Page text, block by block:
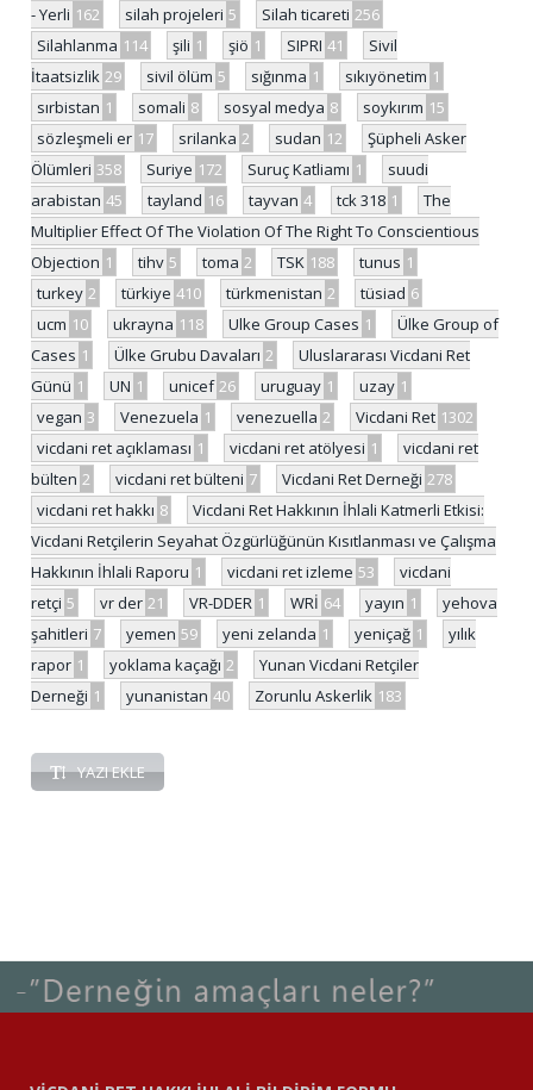
- Yerli 162 silah projeleri 5 Silah ticareti 256
Silahlanma 114 şili 1 şiö 1 SIPRI 41
Sivil
İtaatsizlik 29 sivil ölüm 5 sığınma 1 sıkıyönetim 1
sırbistan 1 somali 8 sosyal medya 8 soykırım 15
sözleşmeli er 17 srilanka 2 sudan 12
Şüpheli Asker
Ölümleri 358 Suriye 172 Suruç Katliamı 1
suudi
arabistan 45 tayland 16 tayvan 4 tck 318 1
The
Multiplier Effect Of The Violation Of The Right To Conscientious
Objection 1 tihv 5 toma 2 TSK 188 tunus 1
turkey 2 türkiye 410 türkmenistan 2 tüsiad 6
ucm 10 ukrayna 118 Ulke Group Cases 1
Ülke Group of
Cases 1 Ülke Grubu Davaları 2
Uluslararası Vicdani Ret
Günü 1 UN 1 unicef 26 uruguay 1 uzay 1
vegan 3 Venezuela 1 venezuella 2 Vicdani Ret 1302
vicdani ret açıklaması 1 vicdani ret atölyesi 1
vicdani ret
bülten 2 vicdani ret bülteni 7 Vicdani Ret Derneği 278
vicdani ret hakkı 8
Vicdani Ret Hakkının İhlali Katmerli Etkisi:
Vicdani Retçilerin Seyahat Özgürlüğünün Kısıtlanması ve Çalışma
Hakkının İhlali Raporu 1 vicdani ret izleme 53
vicdani
retçi 5 vr der 21 VR-DDER 1 WRİ 64 yayın 1
yehova
şahitleri 7 yemen 59 yeni zelanda 1 yeniçağ 1
yılık
rapor 1 yoklama kaçağı 2
Yunan Vicdani Retçiler
Derneği 1 yunanistan 40 Zorunlu Askerlik 183
YAZI EKLE